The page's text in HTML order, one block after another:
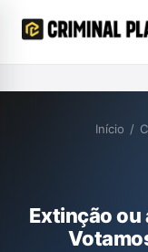
Início /
Extinção ou